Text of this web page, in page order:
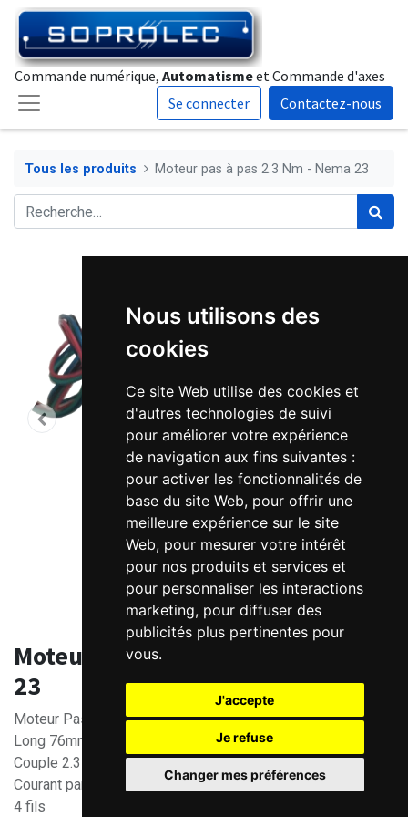
Nous utilisons des
cookies
Ce site Web utilise des cookies et
d'autres technologies de suivi
pour améliorer votre expérience
de navigation aux fins suivantes :
pour activer les fonctionnalités de
base du site Web, pour offrir une
meilleure expérience sur le site
Web, pour mesurer votre intérêt
pour nos produits et services et
pour personnaliser les interactions
marketing, pour diffuser des
publicités plus pertinentes pour
vous.
J'accepte
Je refuse
Changer mes préférences
Commande numérique, Automatismeet Commande d'axes
Se connecter
Contactez-nous
Tous les produits Moteur pas à pas 2.3 Nm - Nema 23
Moteur pas à pas 2.3 Nm - Nema
23
Moteur Pas à Pas Nema 23
Long 76mm / Arbre 6.35mm (1/4")
Couple 2.3Nm
Courant par phase 4A
4 fils